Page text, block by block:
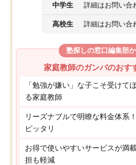
中学生 詳細はお問い合
高校生 詳細はお問い合
塾探しの窓口編集部
家庭教師のガンバのおす
「勉強が嫌い」な子こそ受けて
る家庭教師
リーズナブルで明瞭な料金体系
ピッタリ
お得で使いやすいサービスが満
担も軽減